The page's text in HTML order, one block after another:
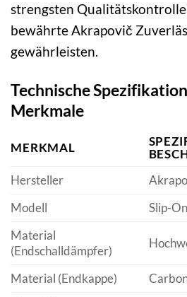
strengsten
bewährte Akrapovič
gewährleisten.
Technische
Merkmale
MERKMAL
Hersteller
Modell
Slip-
Material
(Endschalldämpfer)
Material (Endkappe)